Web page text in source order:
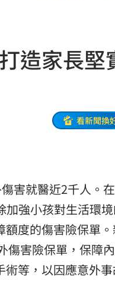
造家長堅
看新聞換
害就醫近2千人。
加強小孩對生活環
度的傷害險保單
傷害險保單，保障
等，以因應意外